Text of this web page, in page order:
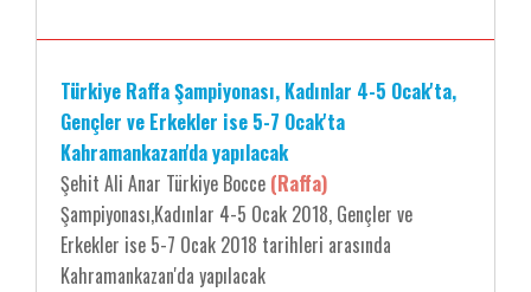
Türkiye Raffa Şampiyonası, Kadınlar 4-5 Ocak'ta,
Gençler ve Erkekler ise 5-7 Ocak'ta
Kahramankazan'da yapılacak
Şehit Ali Anar Türkiye Bocce (Raffa)
Şampiyonası,Kadınlar 4-5 Ocak 2018, Gençler ve
Erkekler ise 5-7 Ocak 2018 tarihleri arasında
Kahramankazan'da yapılacak